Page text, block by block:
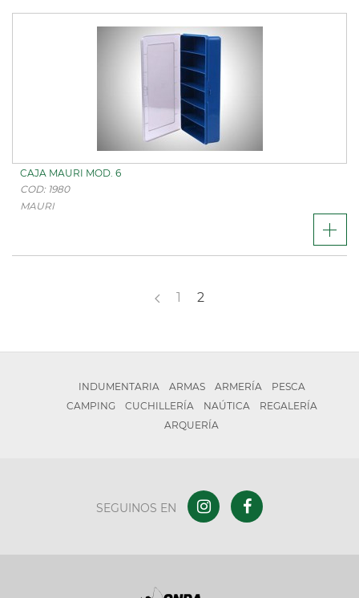
CAJA MAURI MOD. 6
COD: 1980
MAURI
1 2
INDUMENTARIA ARMAS ARMERÍA
PESCA
CAMPING
CUCHILLERÍA NAÚTICA
REGALERÍA
ARQUERÍA
SEGUINOS EN